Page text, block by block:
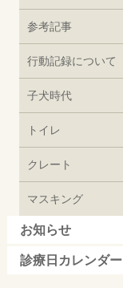
参考記事
行動記録について
子犬時代
トイレ
クレート
マスキング
お知らせ
診療日カレンダー